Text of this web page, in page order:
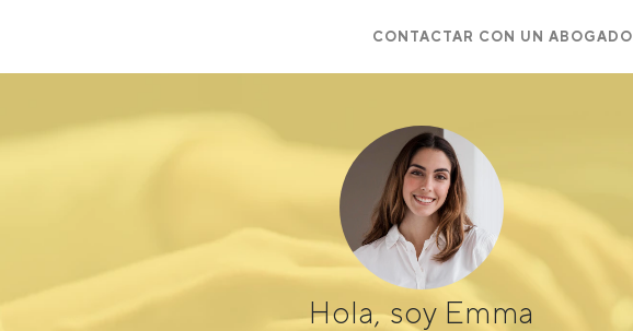
CONTACTAR CON UN ABOGADO
Hola, soy Emma